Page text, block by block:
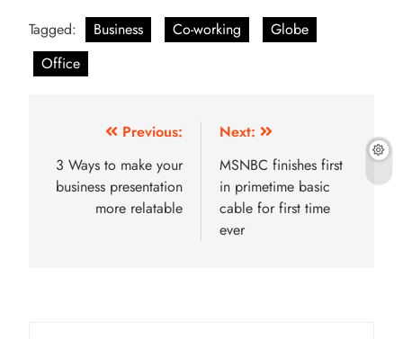
Tagged: Business Co-working
Globe
Office
navigation
Previous:
3 Ways to make your
business presentation
more relatable
Next:
MSNBC finishes first
in primetime basic
cable for first time
ever